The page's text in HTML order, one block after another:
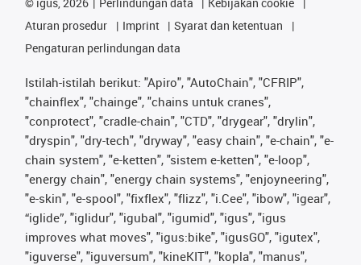
Aturan prosedur
Imprint
Syarat dan ketentuan
Pengaturan perlindungan data
Istilah-istilah berikut: "Apiro", "AutoChain", "CFRIP",
"chainflex", "chainge", "chains untuk cranes",
"conprotect", "cradle-chain", "CTD", "drygear", "drylin",
"dryspin", "dry-tech", "dryway", "easy chain", "e-chain", "e-
chain system", "e-ketten", "sistem e-ketten", "e-loop",
"energy chain", "energy chain systems", "enjoyneering",
"e-skin", "e-spool", "fixflex", "flizz", "i.Cee", "ibow", "igear",
“iglide”, "iglidur", "igubal", "igumid", "igus", "igus
improves what moves", "igus:bike", "igusGO", "igutex",
"iguverse", "iguversum", "kineKIT", "kopla", "manus",